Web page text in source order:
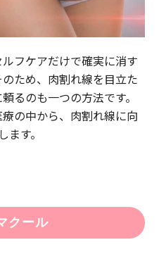
フケアだけで確実に消す
ため、肉割れ線を目立た
るのも一つの方法です。
の中から、肉割れ線に向
す。
クール